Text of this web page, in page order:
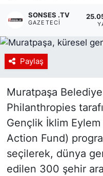
SONSES .TV
GAZETECI
Paylaş
Muratpaşa
Philanthropies
Gençlik İklim
Action Fund)
seçilerek, dünya
edilen 300 şehir
Haberde insan